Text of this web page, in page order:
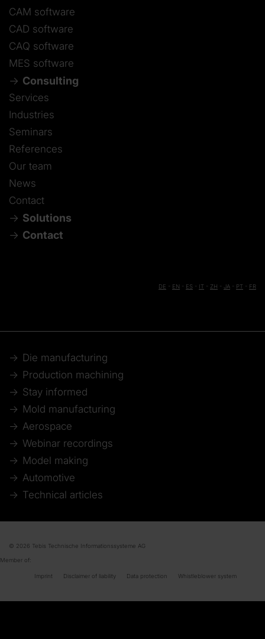
CAM software
CAD software
CAQ software
MES software
Consulting
Services
Industries
Seminars
References
Our team
News
Contact
Solutions
Contact
DE EN ES IT ZH JA PT FR
Die manufacturing
Production machining
Stay informed
Mold manufacturing
Aerospace
Webinar recordings
Model making
Automotive
Technical articles
© 2026 Tebis Technische Informationssysteme AG
Member of:
Imprint Disclaimer of liability Data protection Whistleblower system